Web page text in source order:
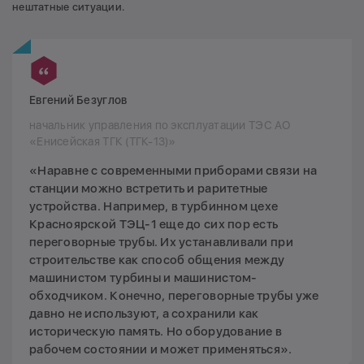
нештатные ситуации.
Евгений Безуглов
начальник управления по эксплуатации ТЭС АО
«Енисейская ТГК (ТГК-13)»
«Наравне с современными приборами связи на
станции можно встретить и раритетные
устройства. Например, в турбинном цехе
Красноярской ТЭЦ-1 еще до сих пор есть
переговорные трубы. Их устанавливали при
строительстве как способ общения между
машинистом турбины и машинистом-
обходчиком. Конечно, переговорные трубы уже
давно не используют, а сохранили как
историческую память. Но оборудование в
рабочем состоянии и может применяться».